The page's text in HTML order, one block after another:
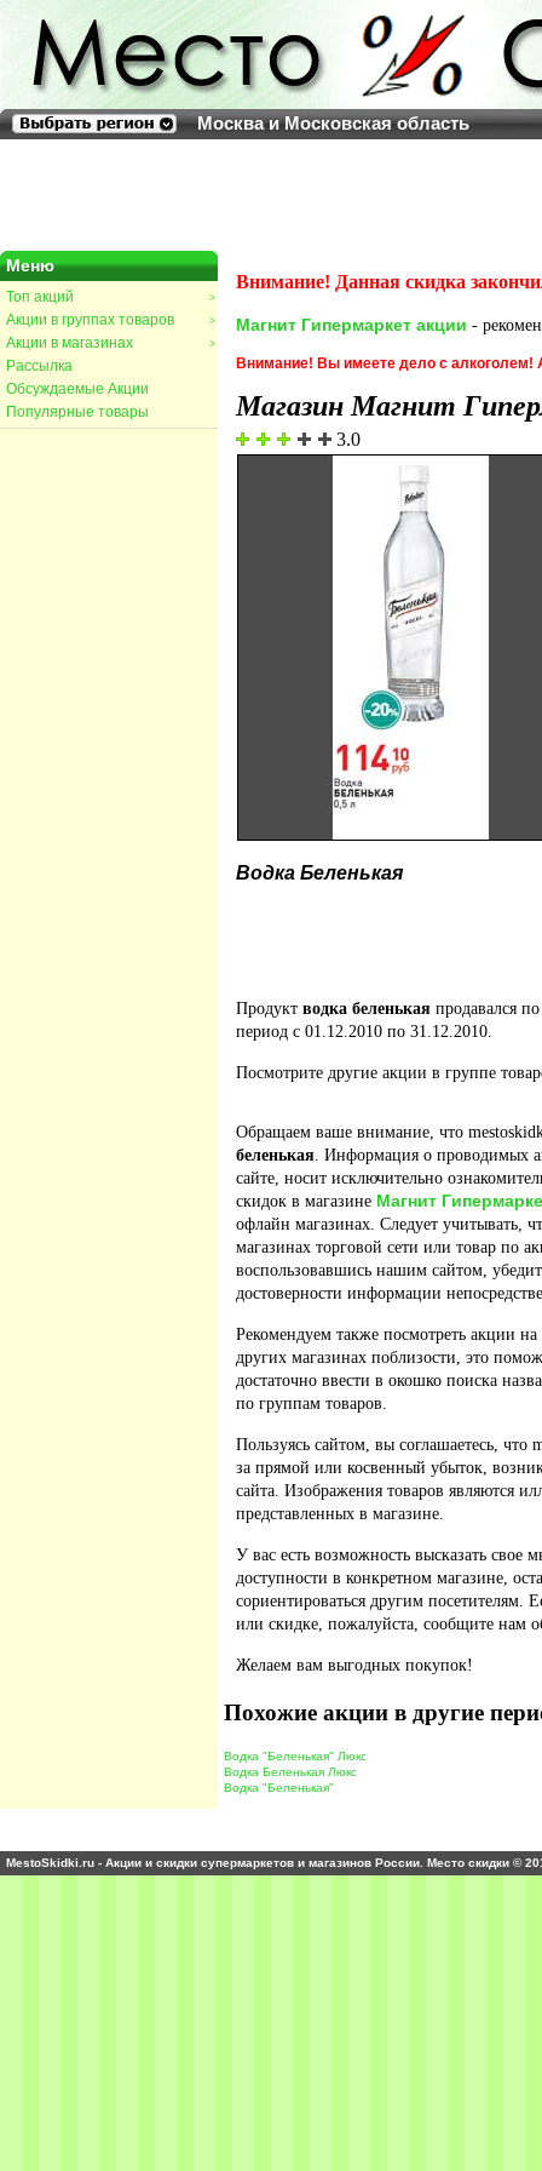
Москва и Московская область
Меню
>
Топ акций
>
Акции в группах товаров
>
Акции в магазинах
Рассылка
Обсуждаемые Акции
Популярные товары
Внимание! Данная скидка
Магнит Гипермаркет акции -
Внимание! Вы имеете дело с алкоголем!
Магазин Магнит
3.0
Водка Беленькая
Продукт водка беленькая продавался
период с 01.12.2010 по 31.12.2010.
Посмотрите другие акции в группе
Обращаем ваше внимание, что
беленькая. Информация о проводимых
сайте, носит исключительно
скидок в магазине Магнит
офлайн магазинах. Следует учитывать,
магазинах торговой сети или товар по
воспользовавшись нашим сайтом,
достоверности информации
Рекомендуем также посмотреть акции
других магазинах поблизости, это
достаточно ввести в окошко поиска
по группам товаров.
Пользуясь сайтом, вы соглашаетесь, что
за прямой или косвенный убыток,
сайта. Изображения товаров являются
представленных в магазине.
У вас есть возможность высказать свое
доступности в конкретном магазине,
сориентироваться другим
или скидке, пожалуйста, сообщите нам
Желаем вам выгодных покупок!
Похожие акции в другие
Водка "Беленькая" Люкс
Водка Беленькая Люкс
Водка "Беленькая"
MestoSkidki.ru - Акции и скидки супермаркетов и магазинов России. Место скидки ©